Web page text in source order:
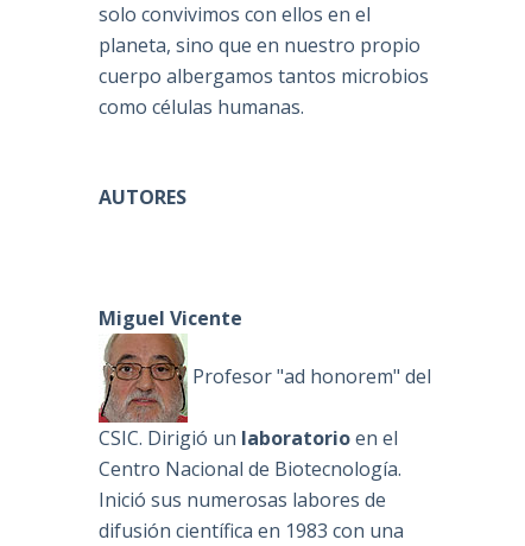
solo convivimos con ellos en el
planeta, sino que en nuestro propio
cuerpo albergamos tantos microbios
como células humanas.
AUTORES
Miguel Vicente
Profesor "ad honorem" del
CSIC. Dirigió un laboratorioen el
Centro Nacional de Biotecnología.
Inició sus numerosas labores de
difusión científica en 1983 con una